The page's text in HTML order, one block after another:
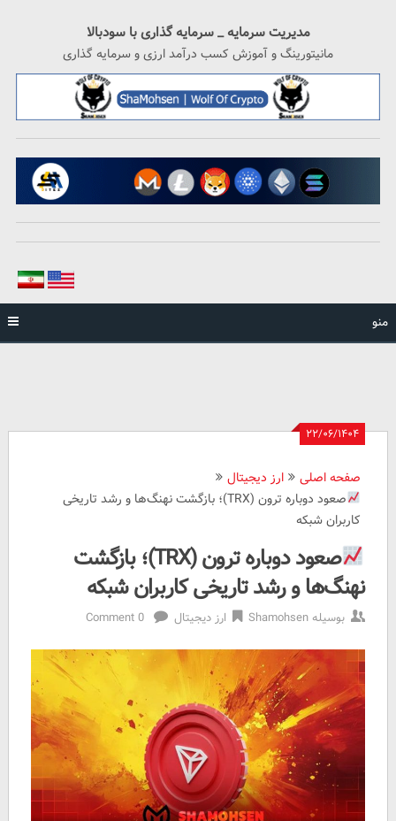
مدیریت سرمایه _ سرمایه گذاری با سودبالا
مانیتورینگ و آموزش کسب درآمد ارزی و سرمایه گذاری
منو
۲۲/۰۶/۱۴۰۴
صفحه اصلی
ارز دیجیتال
صعود دوباره ترون (TRX)؛ بازگشت نهنگ‌ها و رشد تاریخی
کاربران شبکه
صعود دوباره ترون (TRX)؛ بازگشت
نهنگ‌ها و رشد تاریخی کاربران شبکه
بوسیلهShamohsen ارز دیجیتال 0 Comment